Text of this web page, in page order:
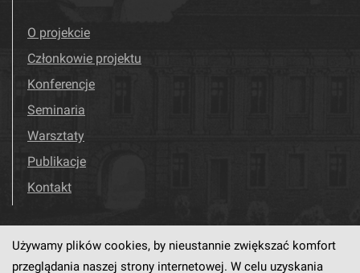
O projekcie
Członkowie projektu
Konferencje
Seminaria
Warsztaty
Publikacje
Kontakt
Odwiedź nas! Facebook
Używamy plików cookies, by nieustannie zwiększać komfort
przeglądania naszej strony internetowej. W celu uzyskania